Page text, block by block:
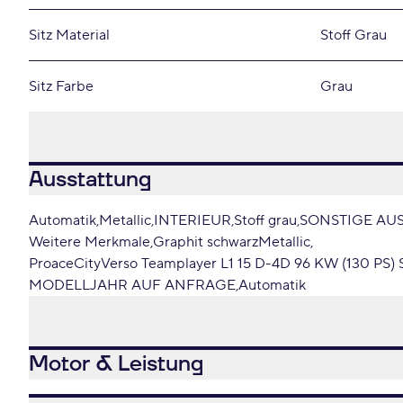
Sitz Material Stoff Grau
Sitz Farbe Grau
Ausstattung
Automatik Metallic INTERIEUR Stoff grau SONSTIGE
Weitere Merkmale Graphit schwarzMetallic
ProaceCityVerso Teamplayer L1 15 D-4D 96 KW (130 PS)
MODELLJAHR AUF ANFRAGEAutomatik
Motor & Leistung